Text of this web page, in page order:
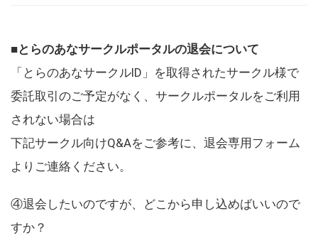
■とらのあなサークルポータルの退会について
「とらのあなサークルID」を取得されたサークル様で
委託取引のご予定がなく、サークルポータルをご利用
されない場合は
下記サークル向けQ&Aをご参考に、退会専用フォーム
よりご連絡ください。
④退会したいのですが、どこから申し込めばいいので
すか？